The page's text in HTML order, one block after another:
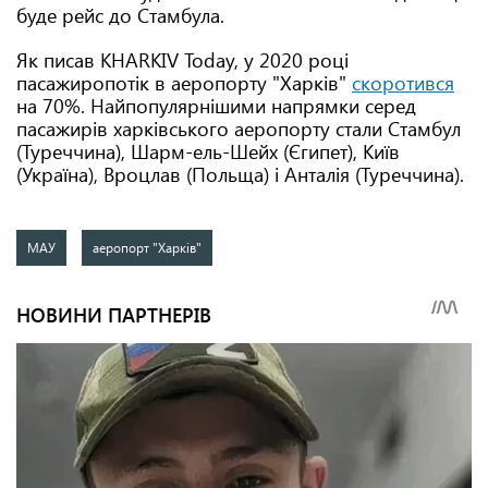
буде рейс до Стамбула.
Як писав KHARKIV Today, у 2020 році
пасажиропотік в аеропорту "Харків" скоротився
на 70%. Найпопулярнішими напрямки серед
пасажирів харківського аеропорту стали Стамбул
(Туреччина), Шарм-ель-Шейх (Єгипет), Київ
(Україна), Вроцлав (Польща) і Анталія (Туреччина).
МАУ аеропорт "Харків"